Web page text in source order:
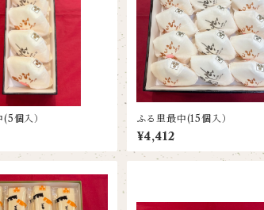
個入） ふる里最中(15個入）
¥4,412